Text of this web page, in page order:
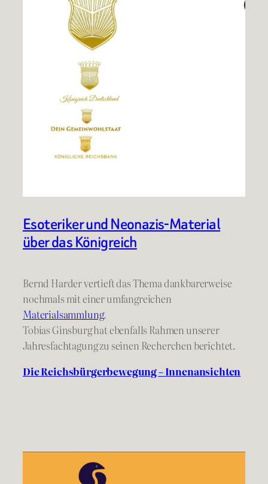
Esoteriker und Neonazis-Material
über das Königreich
Bernd Harder vertieft das Thema dankbarerweise
nochmals mit einer umfangreichen
Materialsammlung.
Tobias Ginsburg hat ebenfalls Rahmen unserer
Jahresfachtagung zu seinen Recherchen berichtet.
Die Reichsbürgerbewegung – Innenansichten